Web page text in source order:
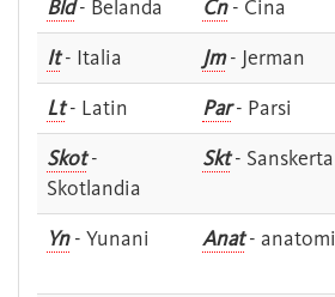
Bld- Belanda Cn- Cina
It- Italia Jm- Jerman
Lt- Latin Par- Parsi
Skot-
Skotlandia
Skt- Sanskerta
Yn- Yunani Anat- anatomi